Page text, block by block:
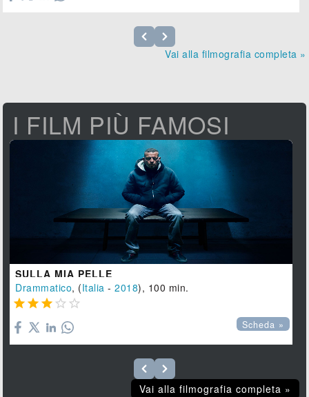
Vai alla filmografia completa »
I FILM PIÙ FAMOSI
SULLA MIA PELLE
Drammatico, (Italia -2018), 100 min.
    
Scheda »
Vai alla filmografia completa »